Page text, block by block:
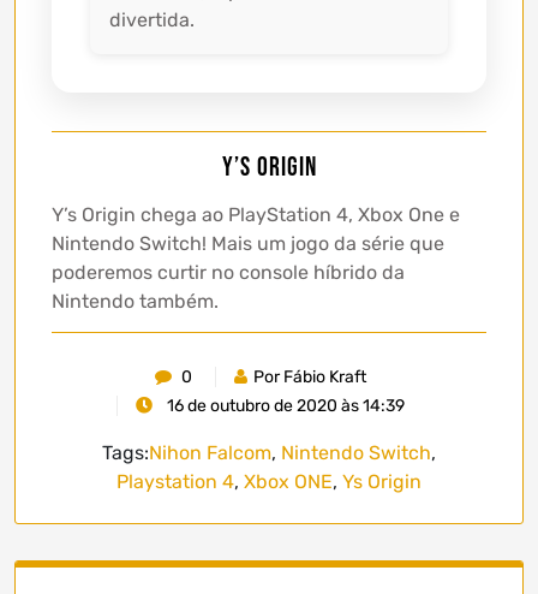
divertida.
Y’s Origin
Y’s Origin chega ao PlayStation 4, Xbox One e
Nintendo Switch! Mais um jogo da série que
poderemos curtir no console híbrido da
Nintendo também.
0
Por Fábio Kraft
16 de outubro de 2020 às 14:39
Tags:Nihon Falcom, Nintendo Switch,
Playstation 4, Xbox ONE, Ys Origin